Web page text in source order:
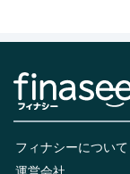
フィナシーについて
運営会社